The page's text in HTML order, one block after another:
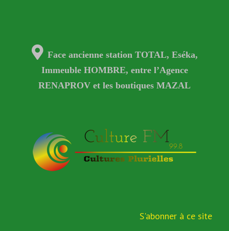
Face ancienne station TOTAL, Eséka,
Immeuble HOMBRE, entre l’Agence
RENAPROV et les boutiques MAZAL
S'abonner à ce site